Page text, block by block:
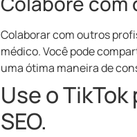
Colaborar com outros
médico. Você pode
uma ótima maneira de
Use o
SEO.